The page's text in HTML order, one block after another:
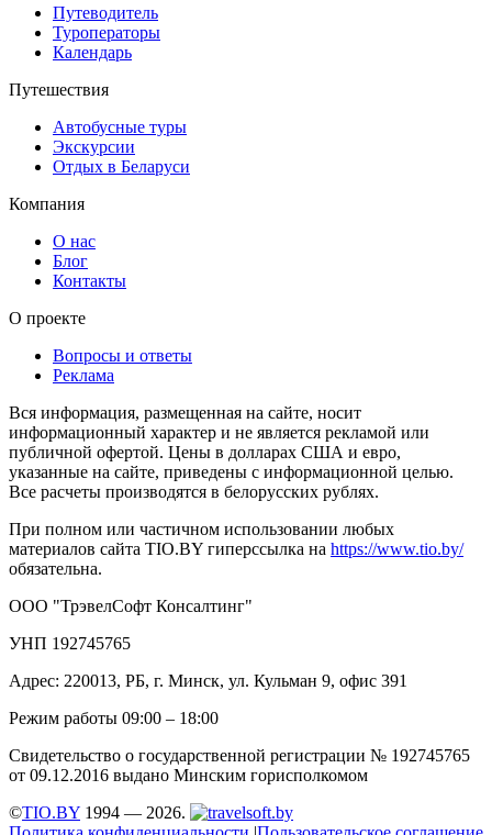
Путеводитель
Туроператоры
Календарь
Путешествия
Автобусные туры
Экскурсии
Отдых в Беларуси
Компания
О нас
Блог
Контакты
О проекте
Вопросы и ответы
Реклама
Вся информация, размещенная на сайте, носит
информационный характер и не является рекламой или
публичной офертой. Цены в долларах США и евро,
указанные на сайте, приведены с информационной целью.
Все расчеты производятся в белорусских рублях.
При полном или частичном использовании любых
материалов сайта TIO.BY гиперссылка на https://www.tio.by/
обязательна.
ООО "ТрэвелСофт Консалтинг"
УНП 192745765
Адрес: 220013, РБ, г. Минск, ул. Кульман 9, офис 391
Режим работы 09:00 – 18:00
Свидетельство о государственной регистрации № 192745765
от 09.12.2016 выдано Минским горисполкомом
©TIO.BY 1994 — 2026.